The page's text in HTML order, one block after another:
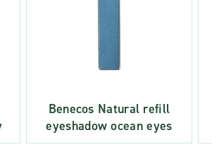
Benecos Natural refill
eyeshadow ocean eyes